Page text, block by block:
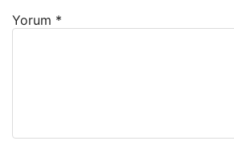
Yorum *